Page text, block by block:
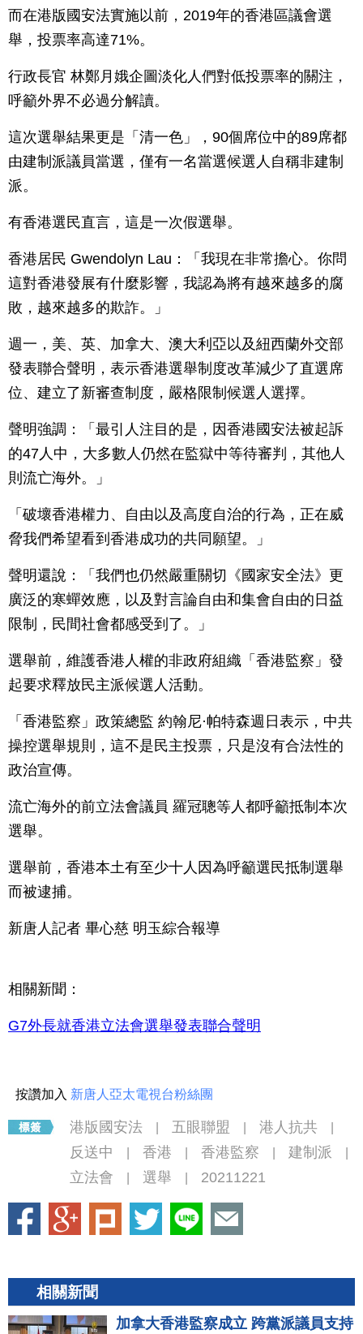
而在港版國安法實施以前，2019年的香港區議會選
舉，投票率高達71%。
行政長官 林鄭月娥企圖淡化人們對低投票率的關注，
呼籲外界不必過分解讀。
這次選舉結果更是「清一色」，90個席位中的89席都
由建制派議員當選，僅有一名當選候選人自稱非建制
派。
有香港選民直言，這是一次假選舉。
香港居民 Gwendolyn Lau：「我現在非常擔心。你問
這對香港發展有什麼影響，我認為將有越來越多的腐
敗，越來越多的欺詐。」
週一，美、英、加拿大、澳大利亞以及紐西蘭外交部
發表聯合聲明，表示香港選舉制度改革減少了直選席
位、建立了新審查制度，嚴格限制候選人選擇。
聲明強調：「最引人注目的是，因香港國安法被起訴
的47人中，大多數人仍然在監獄中等待審判，其他人
則流亡海外。」
「破壞香港權力、自由以及高度自治的行為，正在威
脅我們希望看到香港成功的共同願望。」
聲明還說：「我們也仍然嚴重關切《國家安全法》更
廣泛的寒蟬效應，以及對言論自由和集會自由的日益
限制，民間社會都感受到了。」
選舉前，維護香港人權的非政府組織「香港監察」發
起要求釋放民主派候選人活動。
「香港監察」政策總監 約翰尼·帕特森週日表示，中共
操控選舉規則，這不是民主投票，只是沒有合法性的
政治宣傳。
流亡海外的前立法會議員 羅冠聰等人都呼籲抵制本次
選舉。
選舉前，香港本土有至少十人因為呼籲選民抵制選舉
而被逮捕。
新唐人記者 畢心慈 明玉綜合報導
相關新聞：
G7外長就香港立法會選舉發表聯合聲明
按讚加入 新唐人亞太電視台粉絲團
港版國安法 五眼聯盟 港人抗共
反送中 香港 香港監察 建制派
立法會 選舉 20211221
相關新聞
加拿大香港監察成立 跨黨派議員支持